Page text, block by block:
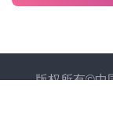
版权所有©